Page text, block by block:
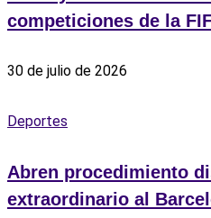
competiciones de la
30 de julio de 2026
Deportes
Abren procedimiento
extraordinario al